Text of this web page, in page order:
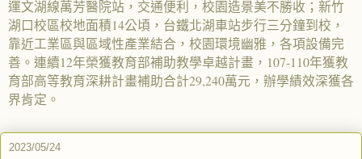
運文湖線萬芳醫院站，交通便利，校園造景美不勝收；新竹
湖口校區校地面積14公頃，台鐵北湖車站步行三分鐘到校，
靠近工業區與區域性產業結合，校園環境幽雅，各項設備完
善。連續12年榮獲教育部補助教學卓越計畫，107-110年獲教
育部高等教育深耕計畫補助合計29,240萬元，辦學績效深獲各
界肯定。
2023/05/24